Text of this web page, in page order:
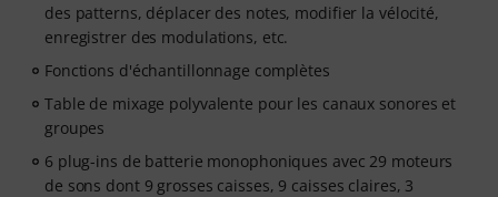
des patterns, déplacer des notes, modifier la vélocité,
enregistrer des modulations, etc.
Fonctions d'échantillonnage complètes
Table de mixage polyvalente pour les canaux sonores et
groupes
6 plug-ins de batterie monophoniques avec 29 moteurs
de sons dont 9 grosses caisses, 9 caisses claires, 3